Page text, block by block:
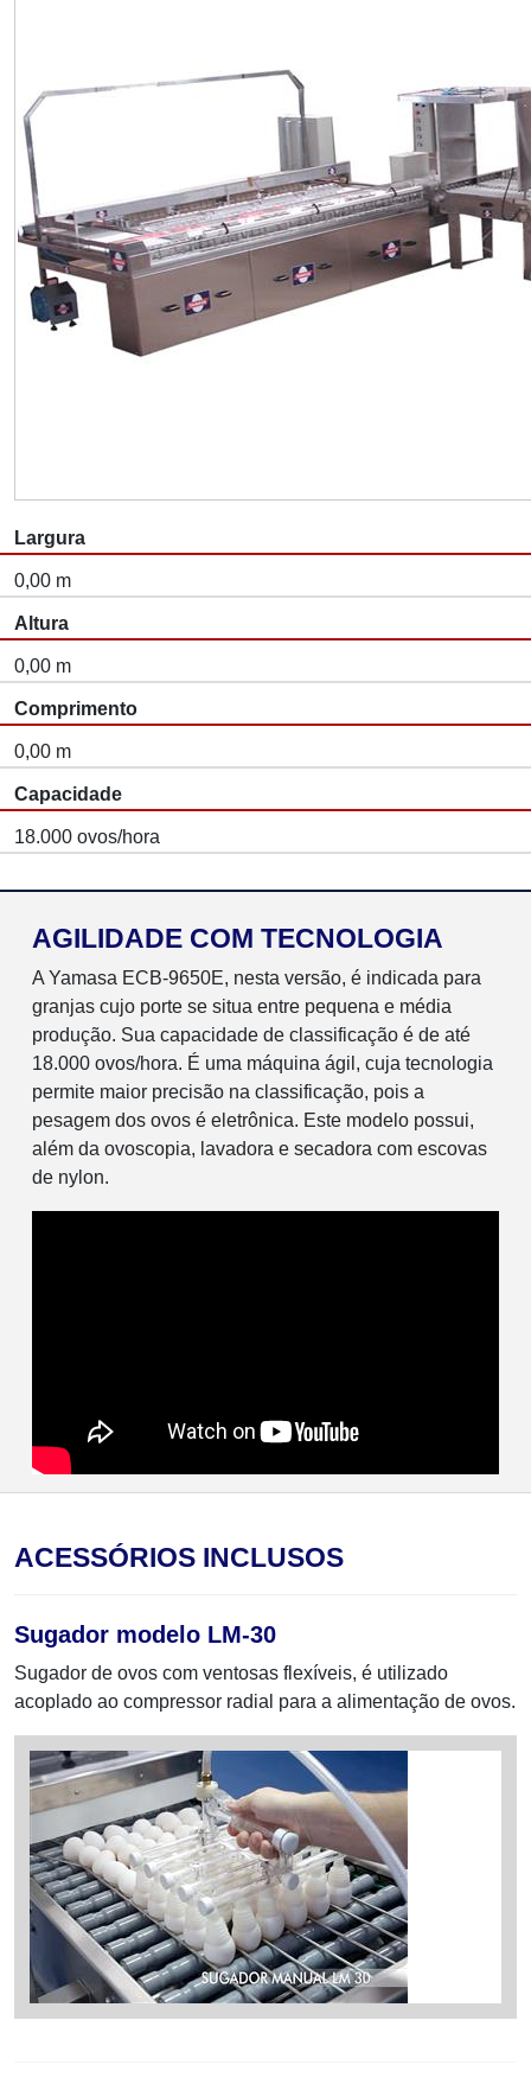
Largura
0,00 m
Altura
0,00 m
Comprimento
0,00 m
Capacidade
18.000 ovos/hora
AGILIDADE COM TECNOLOGIA
A Yamasa ECB-9650E, nesta versão, é indicada para
granjas cujo porte se situa entre pequena e média
produção. Sua capacidade de classificação é de até
18.000 ovos/hora. É uma máquina ágil, cuja tecnologia
permite maior precisão na classificação, pois a
pesagem dos ovos é eletrônica. Este modelo possui,
além da ovoscopia, lavadora e secadora com escovas
de nylon.
ACESSÓRIOS INCLUSOS
Sugador modelo LM-30
Sugador de ovos com ventosas flexíveis, é utilizado
acoplado ao compressor radial para a alimentação de ovos.